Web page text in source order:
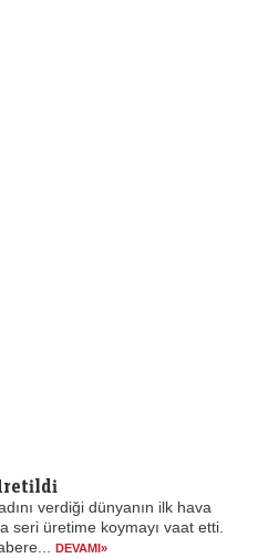
verdiği dünyanın ilk hava
seri üretime koymayı vaat etti.
DEVAMI»